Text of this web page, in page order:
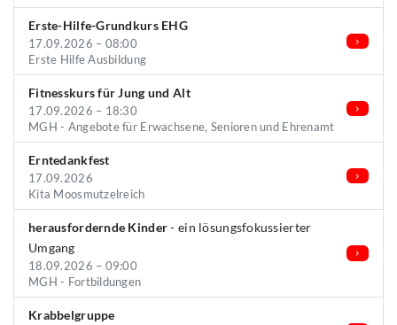
Erste-Hilfe-Grundkurs EHG
17.09.2026 – 08:00
Erste Hilfe Ausbildung
Fitnesskurs für Jung und Alt
17.09.2026 – 18:30
MGH - Angebote für Erwachsene, Senioren und Ehrenamt
Erntedankfest
17.09.2026
Kita Moosmutzelreich
herausfordernde Kinder- ein lösungsfokussierter
Umgang
18.09.2026 – 09:00
MGH - Fortbildungen
Krabbelgruppe